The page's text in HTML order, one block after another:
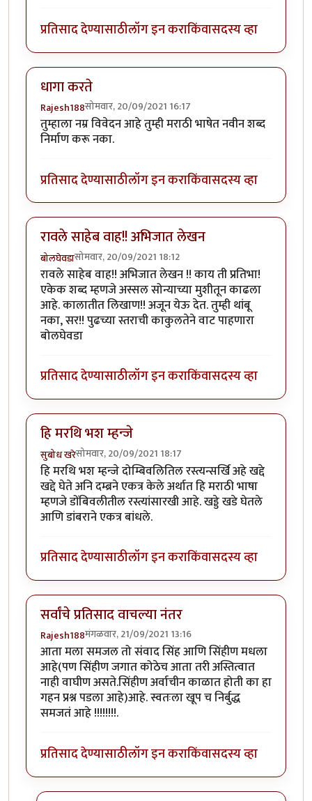
प्रतिसाद देण्यासाठीलॉग इन कराकिंवासदस्य व्हा
धागा करते
Rajesh188सोमवार, 20/09/2021 16:17
तुम्हाला नम्र विवेदन आहे तुम्ही मराठी भाषेत नवीन शब्द
निर्माण करू नका.
प्रतिसाद देण्यासाठीलॉग इन कराकिंवासदस्य व्हा
रावले साहेब वाह!! अभिजात लेखन
बोलघेवडासोमवार, 20/09/2021 18:12
रावले साहेब वाह!! अभिजात लेखन !! काय ती प्रतिभा!
एकेक शब्द म्हणजे अस्सल सोन्याच्या मुशीतून काढला
आहे. कालातीत लिखाण!! अजून येऊ देत. तुम्ही थांबू
नका, सर!! पुढच्या स्तराची काकुलतेने वाट पाहणारा
बोलघेवडा
प्रतिसाद देण्यासाठीलॉग इन कराकिंवासदस्य व्हा
हि मरथि भश म्हन्जे
सुबोध खरेसोमवार, 20/09/2021 18:17
हि मरथि भश म्हन्जे दोम्बिवलितिल रस्त्यन्सर्खि अहे खद्दे
खद्दे घेते अनि दम्ब्रने एकत्र केले अर्थात हि मराठी भाषा
म्हणजे डोंबिवलीतील रस्त्यांसारखी आहे. खड्डे खडे घेतले
आणि डांबराने एकत्र बांधले.
प्रतिसाद देण्यासाठीलॉग इन कराकिंवासदस्य व्हा
सर्वांचे प्रतिसाद वाचल्या नंतर
Rajesh188मंगळवार, 21/09/2021 13:16
आता मला समजल तो संवाद सिंह आणि सिंहीण मधला
आहे(पण सिंहीण जगात कोठेच आता तरी अस्तित्वात
नाही वाघीण असते.सिंहीण अर्वाचीन काळात होती का हा
गहन प्रश्न पडला आहे)आहे. स्वतःला खूप च निर्बुद्ध
समजतं आहे !!!!!!!!.
प्रतिसाद देण्यासाठीलॉग इन कराकिंवासदस्य व्हा